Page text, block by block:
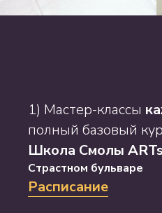
1) Мастер-классы
полный базовый
Школа Смолы
Страстном бульваре
Расписание